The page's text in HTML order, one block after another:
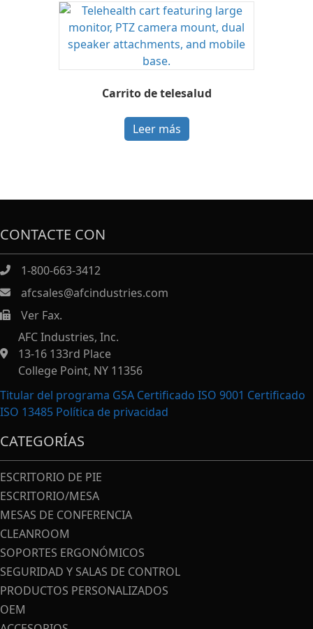
Carrito de telesalud
Leer más
CONTACTE CON
1-800-663-3412
afcsales@afcindustries.com
https://afcindustries.com/contact/#:~:text=Fax
Ver Fax.
AFC Industries, Inc.
13-16 133rd Place
College Point, NY 11356
Titular del programa GSA Certificado ISO 9001 Certificado
ISO 13485 Política de privacidad
CATEGORÍAS
ESCRITORIO DE PIE
ESCRITORIO/MESA
MESAS DE CONFERENCIA
CLEANROOM
SOPORTES ERGONÓMICOS
SEGURIDAD Y SALAS DE CONTROL
PRODUCTOS PERSONALIZADOS
OEM